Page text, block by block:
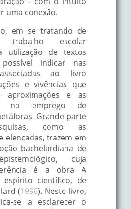
uma conexão.
em se tratando de
escolar
utilização de textos
indicar nas
ao livro
e vivências que
aproximações e as
no emprego de
Grande parte
como as
elencadas, trazem em
bachelardiana de
cuja
é a obra A
espírito científico, de
(1996). Neste livro,
se a esclarecer o